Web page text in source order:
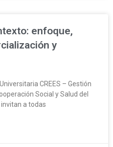
enfoque,
y
CREES – Gestión
Social y Salud del
invitan a todas